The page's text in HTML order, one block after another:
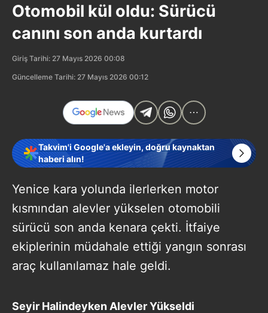
Otomobil kül oldu: Sürücü
canını son anda kurtardı
Giriş Tarihi: 27 Mayıs 2026 00:08
Güncelleme Tarihi: 27 Mayıs 2026 00:12
Takvim'i Google'a ekleyin, doğru kaynaktan
haberi alın!
Yenice kara yolunda ilerlerken motor
kısmından alevler yükselen otomobili
sürücü son anda kenara çekti. İtfaiye
ekiplerinin müdahale ettiği yangın sonrası
araç kullanılamaz hale geldi.
Seyir Halindeyken Alevler Yükseldi